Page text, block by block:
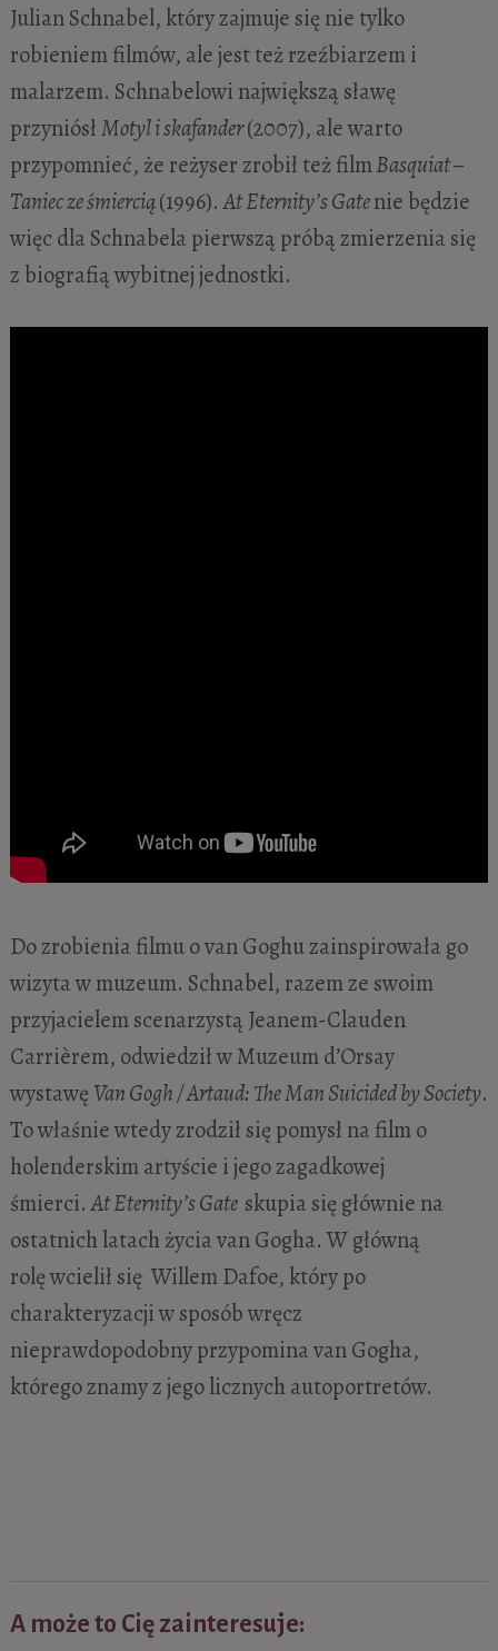
Julian Schnabel, który zajmuje się nie tylko
robieniem filmów, ale jest też rzeźbiarzem i
malarzem. Schnabelowi największą sławę
przyniósłMotyl i skafander(2007), ale warto
przypomnieć, że reżyser zrobił też filmBasquiat –
Taniec ze śmiercią(1996).At Eternity’s Gatenie będzie
więc dla Schnabela pierwszą próbą zmierzenia się
z biografią wybitnej jednostki.
Do zrobienia filmu o van Goghu zainspirowała go
wizyta w muzeum. Schnabel, razem ze swoim
przyjacielem scenarzystą Jeanem-Clauden
Carrièrem, odwiedził w Muzeum d’Orsay
wystawę Van Gogh / Artaud: The Man Suicided by Society.
To właśnie wtedy zrodził się pomysł na film o
holenderskim artyście i jego zagadkowej
śmierci.At Eternity’s Gate skupia się głównie na
ostatnich latach życia van Gogha. W główną
rolę wcielił się Willem Dafoe, który po
charakteryzacji w sposób wręcz
nieprawdopodobny przypomina van Gogha,
którego znamy z jego licznych autoportretów.
A może to Cię zainteresuje: